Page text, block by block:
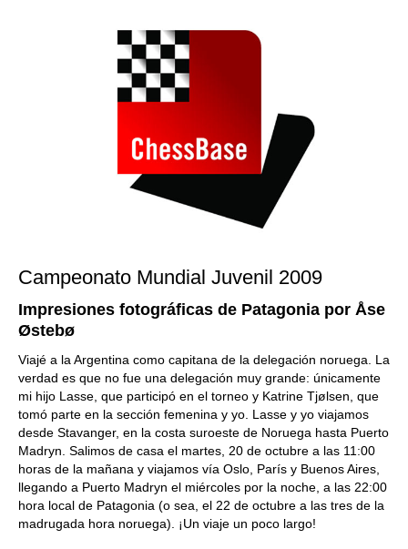
Campeonato Mundial Juvenil 2009
Impresiones fotográficas de Patagonia por Åse
Østebø
Viajé a la Argentina como capitana de la delegación noruega. La
verdad es que no fue una delegación muy grande: únicamente
mi hijo Lasse, que participó en el torneo y Katrine Tjølsen, que
tomó parte en la sección femenina y yo. Lasse y yo viajamos
desde Stavanger, en la costa suroeste de Noruega hasta Puerto
Madryn. Salimos de casa el martes, 20 de octubre a las 11:00
horas de la mañana y viajamos vía Oslo, París y Buenos Aires,
llegando a Puerto Madryn el miércoles por la noche, a las 22:00
hora local de Patagonia (o sea, el 22 de octubre a las tres de la
madrugada hora noruega). ¡Un viaje un poco largo!